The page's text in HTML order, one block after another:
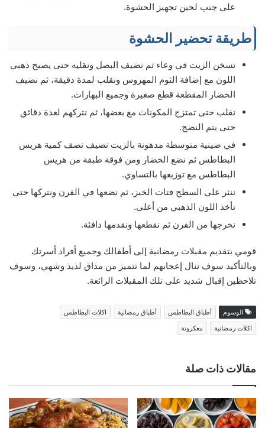
على جنب لحين تجهيز الحشوة.
طريقة تحضير الحشوة
نسخن الزيت في وعاء ثم نضيف البصل ونقليه حتى يصبح ذهبي
اللون مع إضافة الثوم المهروس ونقلب لمدة دقيقة، ثم نضيف
الخضار المقطعة قطع صغيرة وجميع البهارات.
نقلب حتى تمتزج المكونات مع بعضها، ثم نتركهم لعدة دقائق
حتى يتم النضج.
في صينية متوسطة مدهونة بالزيت نضيف نصف كمية هريس
البطاطس ثم نضع الخضار ومن فوقة طبقة من هريس
البطاطس مع توزيعها بالتساوي.
ننثر على السطح فتات الخبز، ثم نضعها في الفرن ونتركها حتى
تأخذ اللون الذهبي من أعلى.
نخرجها من الفرن ثم نقطعها ونقدمها دافئة.
قومي بتقديم مقبلات رمضانية إلى أطفالك وجميع أفراد أسرتك
وبالتأكيد سوف تنال إعجابهم لما تتميز من مذاق لذيذ وشهي، وسوف
تلاحظين إقبال شديد على تلك المقبلات الرائعة.
الوسوم أطباق البطاطس أطباق رمضانية
اكلات البطاطس
اكلات رمضانية
معكرونة
مقالات ذات صلة